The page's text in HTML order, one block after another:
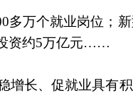
多万个就业岗位；
资约5万亿元……
增长、促就业具有